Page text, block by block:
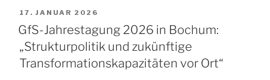
VERÖFFENTLICHT
AM
17. JANUAR 2026
GfS-Jahrestagung 2026 in Bochum:
„Strukturpolitik und zukünftige
Transformationskapazitäten vor Ort“